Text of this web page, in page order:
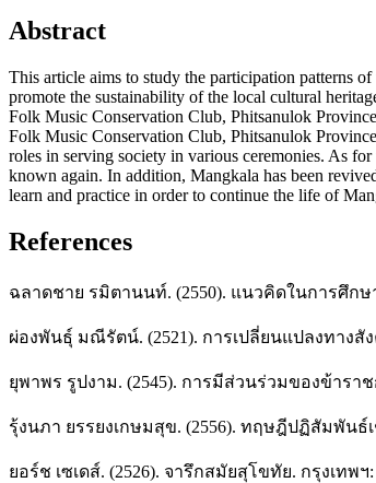
Abstract
This article aims to study the participation patterns
promote the sustainability of the local cultural
Folk Music Conservation Club, Phitsanulok
Folk Music Conservation Club, Phitsanulok
roles in serving society in various ceremonies. As
known again. In addition, Mangkala has been
learn and practice in order to continue the life of
References
ฉลาดชาย รมิตานนท์. (2550). แนวคิดในการศึก
ผ่องพันธุ์ มณีรัตน์. (2521). การเปลี่ยนแปลงทาง
ยุพาพร รูปงาม. (2545). การมีส่วนร่วมของข้า
รุ้งนภา ยรรยงเกษมสุข. (2556). ทฤษฎีปฏิสัมพัน
ยอร์ช เซเดส์. (2526). จารึกสมัยสุโขทัย. กรุงเทพ